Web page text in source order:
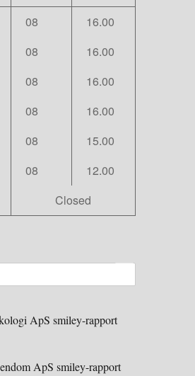
08
16.00
08
16.00
08
16.00
08
16.00
08
15.00
08
12.00
Closed
ApS smiley-rapport
ApS smiley-rapport